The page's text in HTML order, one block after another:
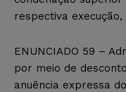
respectiva
ENUNCIADO 59 –
por meio de
anuência expressa